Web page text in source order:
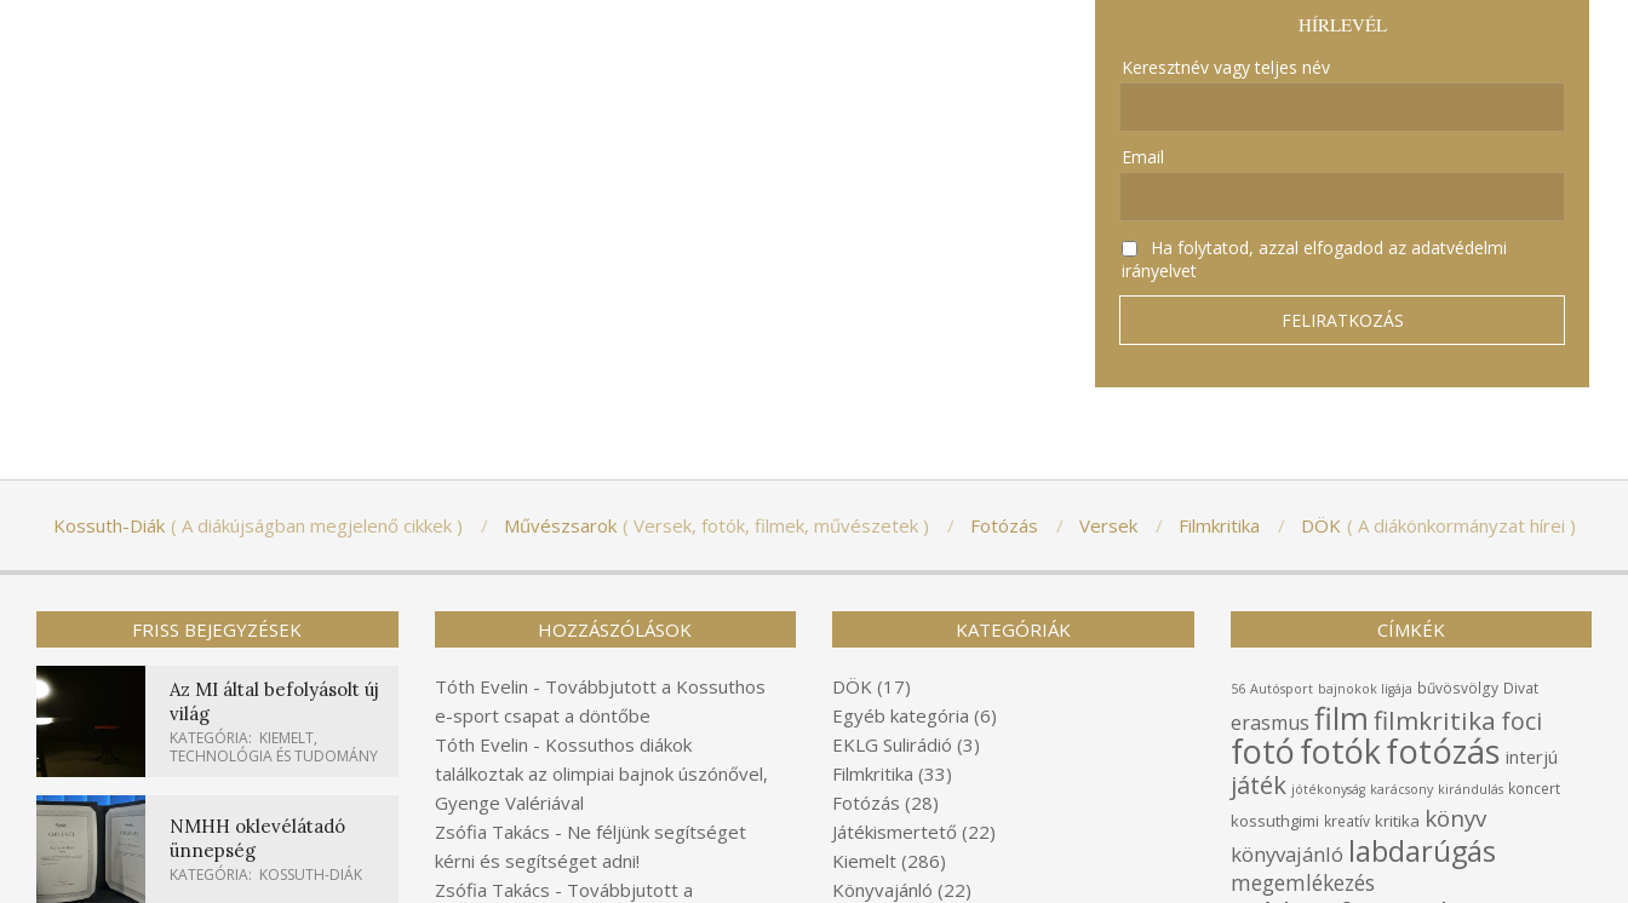
HÍRLEVÉL
Keresztnév vagy teljes név
Email
Ha folytatod, azzal elfogadod az adatvédelmi
irányelvet
Kossuth-Diák A diákújságban megjelenő cikkek Művészsarok Versek, fotók, filmek, művészetek Fotózás Versek Filmkritika DÖK A diákönkormányzat hírei
FRISS BEJEGYZÉSEK
Az MI által befolyásolt új
világ
KATEGÓRIA: KIEMELT,
TECHNOLÓGIA ÉS TUDOMÁNY
NMHH oklevélátadó
ünnepség
KATEGÓRIA: KOSSUTH-DIÁK
HOZZÁSZÓLÁSOK
Tóth Evelin - Továbbjutott a Kossuthos
e-sport csapat a döntőbe
Tóth Evelin - Kossuthos diákok
találkoztak az olimpiai bajnok úszónővel,
Gyenge Valériával
Zsófia Takács - Ne féljünk segítséget
kérni és segítséget adni!
Zsófia Takács - Továbbjutott a
KATEGÓRIÁK
DÖK (17)
Egyéb kategória (6)
EKLG Sulirádió (3)
Filmkritika (33)
Fotózás (28)
Játékismertető (22)
Kiemelt (286)
Könyvajánló (22)
CÍMKÉK
56 Autósport bajnokok ligája bűvösvölgy Divat
erasmus film filmkritika foci
fotófotókfotózás interjú
játék jótékonyság karácsony kirándulás koncert
kossuthgimi kreatív kritika könyv
könyvajánló labdarúgás
megemlékezés